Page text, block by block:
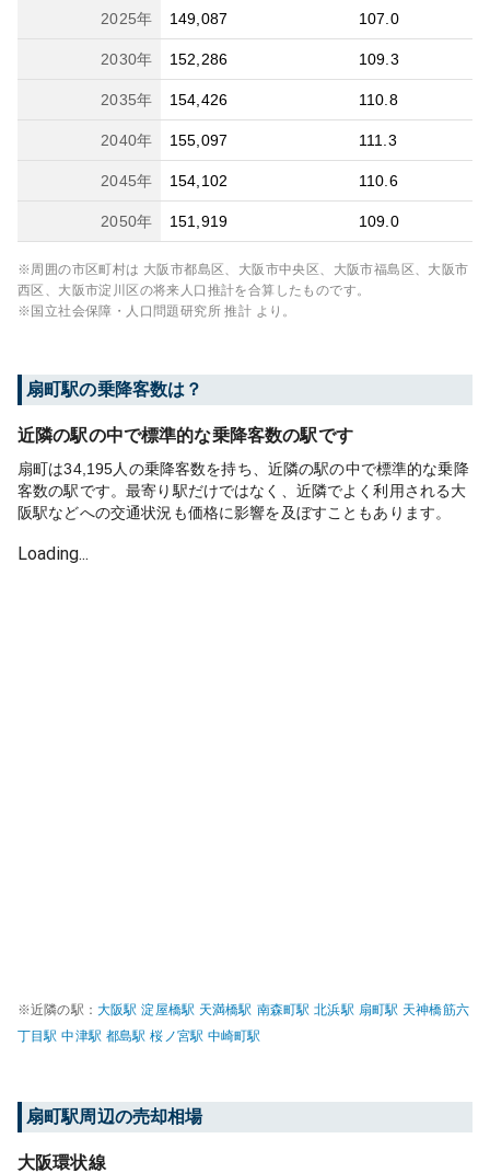
2025年 149,087 107.0
2030年 152,286 109.3
2035年 154,426 110.8
2040年 155,097 111.3
2045年 154,102 110.6
2050年 151,919 109.0
※周囲の市区町村は 大阪市都島区、大阪市中央区、大阪市福島区、大阪市
西区、大阪市淀川区の将来人口推計を合算したものです。
※国立社会保障・人口問題研究所 推計 より。
扇町駅の乗降客数は？
近隣の駅の中で標準的な乗降客数の駅です
扇町は34,195人の乗降客数を持ち、近隣の駅の中で標準的な乗降
客数の駅です。最寄り駅だけではなく、近隣でよく利用される大
阪駅などへの交通状況も価格に影響を及ぼすこともあります。
Loading...
※近隣の駅： 大阪駅 淀屋橋駅 天満橋駅 南森町駅 北浜駅 扇町駅 天神橋筋六
丁目駅 中津駅 都島駅 桜ノ宮駅 中崎町駅
扇町駅周辺の売却相場
大阪環状線